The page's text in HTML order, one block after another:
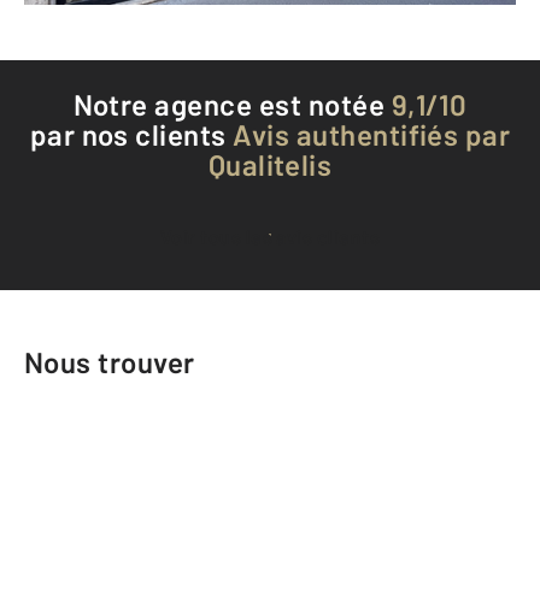
Notre agence est notée 9,1/10
par nos clients Avis authentifiés par
Qualitelis
Voir tous les avis clients
Nous trouver